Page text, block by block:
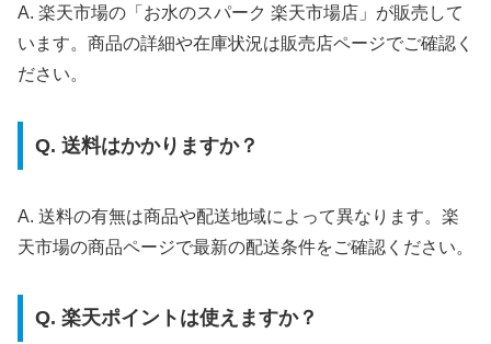
A. 楽天市場の「お水のスパーク 楽天市場店」が販売して
います。商品の詳細や在庫状況は販売店ページでご確認く
ださい。
Q. 送料はかかりますか？
A. 送料の有無は商品や配送地域によって異なります。楽
天市場の商品ページで最新の配送条件をご確認ください。
Q. 楽天ポイントは使えますか？